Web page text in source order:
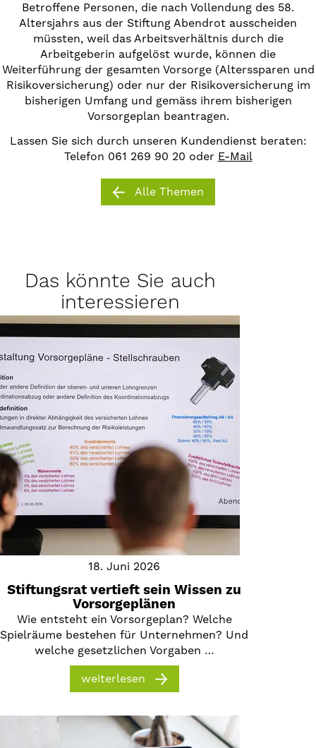
Betroffene Personen, die nach Vollendung des 58.
Altersjahrs aus der Stiftung Abendrot ausscheiden
müssten, weil das Arbeitsverhältnis durch die
Arbeitgeberin aufgelöst wurde, können die
Weiterführung der gesamten Vorsorge (Alterssparen und
Risikoversicherung) oder nur der Risikoversicherung im
bisherigen Umfang und gemäss ihrem bisherigen
Vorsorgeplan beantragen.
Lassen Sie sich durch unseren Kundendienst beraten:
Telefon 061 269 90 20 oder E-Mail
Alle Themen
Das könnte Sie auch
interessieren
18. Juni 2026
Stiftungsrat vertieft sein Wissen zu
Vorsorgeplänen
Wie entsteht ein Vorsorgeplan? Welche
Spielräume bestehen für Unternehmen? Und
welche gesetzlichen Vorgaben …
weiterlesen